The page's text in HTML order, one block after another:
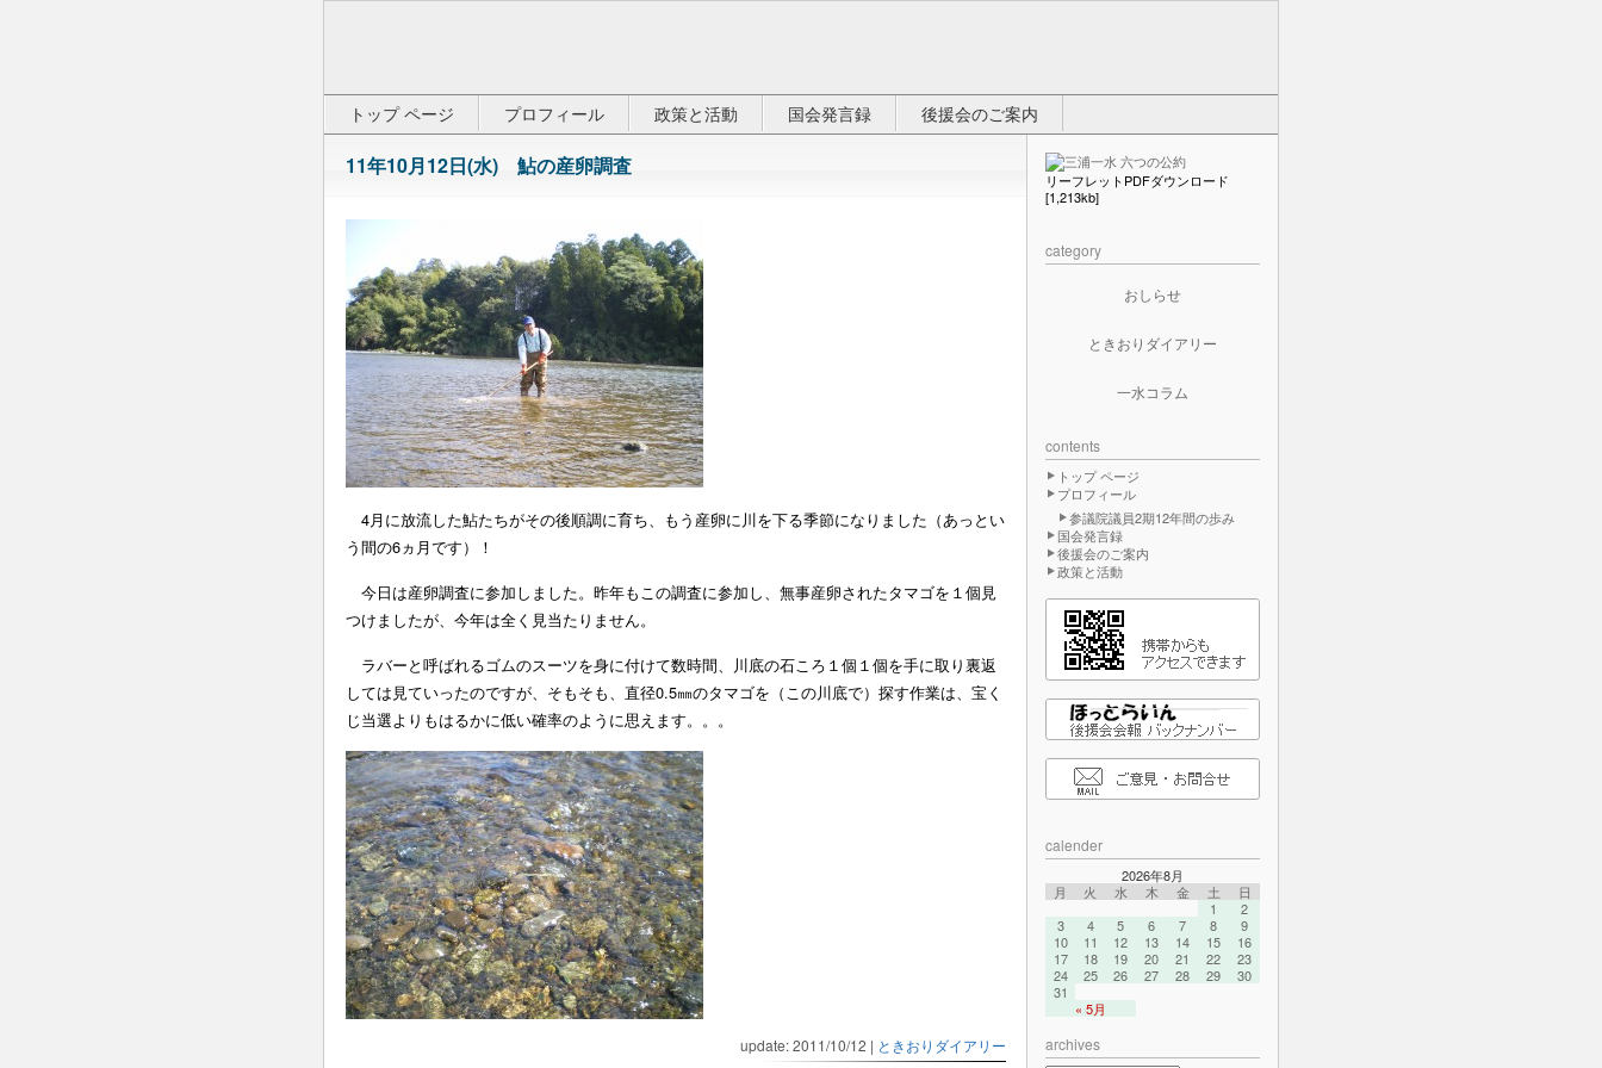
トップ ページ プロフィール 政策と活動 国会発言録 後援会のご案内
11年10月12日(水) 鮎の産卵調査
4月に放流した鮎たちがその後順調に育ち、もう産卵に川を下る季節になりました（あっとい
う間の6ヵ月です）！
今日は産卵調査に参加しました。昨年もこの調査に参加し、無事産卵されたタマゴを１個見
つけましたが、今年は全く見当たりません。
ラバーと呼ばれるゴムのスーツを身に付けて数時間、川底の石ころ１個１個を手に取り裏返
しては見ていったのですが、そもそも、直径0.5㎜のタマゴを（この川底で）探す作業は、宝く
じ当選よりもはるかに低い確率のように思えます。。。
update: 2011/10/12 | ときおりダイアリー
リーフレットPDFダウンロード
[1,213kb]
category
おしらせ
ときおりダイアリー
一水コラム
contents
トップ ページ
プロフィール
参議院議員2期12年間の歩み
国会発言録
後援会のご案内
政策と活動
calender
2026年8月
月
火 水 木 金 土 日
« 5月
1
2
3
4 5 6 7 8
9
10
11 12 13 14 15
16
17
18 19 20 21 22
23
24
25 26 27 28 29
30
31
archives